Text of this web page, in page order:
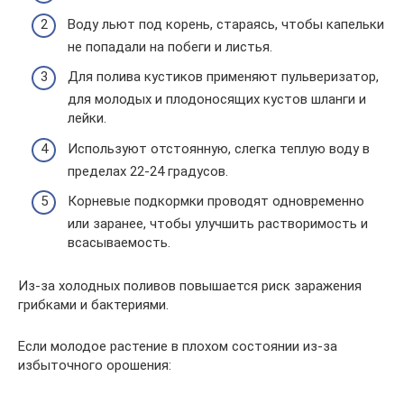
Воду льют под корень, стараясь, чтобы капельки
не попадали на побеги и листья.
Для полива кустиков применяют пульверизатор,
для молодых и плодоносящих кустов шланги и
лейки.
Используют отстоянную, слегка теплую воду в
пределах 22-24 градусов.
Корневые подкормки проводят одновременно
или заранее, чтобы улучшить растворимость и
всасываемость.
Из-за холодных поливов повышается риск заражения
грибками и бактериями.
Если молодое растение в плохом состоянии из-за
избыточного орошения: